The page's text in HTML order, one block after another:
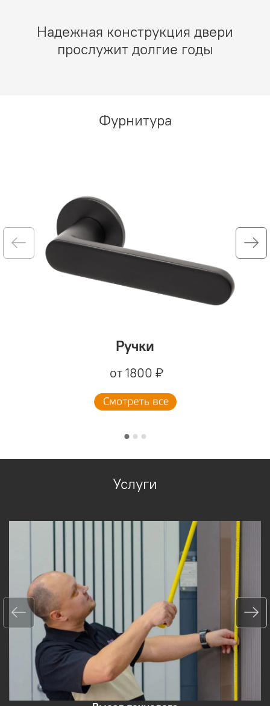
Надежная конструкция двери
прослужит долгие годы
Фурнитура
Ручки
от 1800 ₽
Услуги